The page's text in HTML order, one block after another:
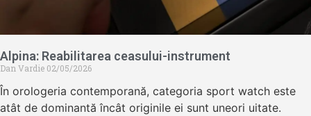
Alpina: Reabilitarea ceasului-instrument
Dan Vardie 02/05/2026
În orologeria contemporană, categoria sport watch este
atât de dominantă încât originile ei sunt uneori uitate.